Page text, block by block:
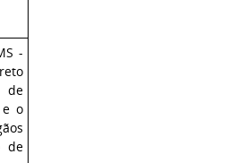
-
de
e o
de